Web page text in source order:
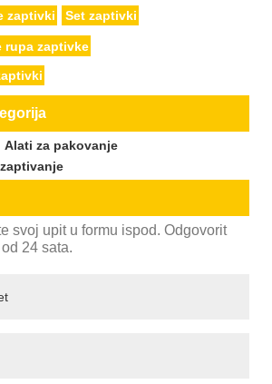
zaptivki Set zaptivki
rupa zaptivke
Alati za pakovanje
svoj upit u formu ispod. Odgovorit
24 sata.